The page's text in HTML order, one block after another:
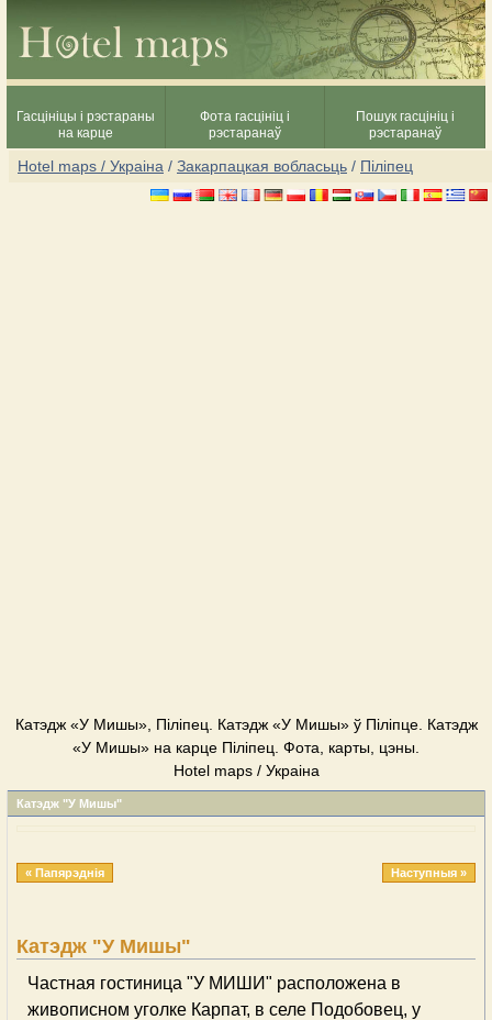
Гасцініцы і рэстараны
на карце
Фота гасцініц і
рэстаранаў
Пошук гасцініц і
рэстаранаў
Hotel maps / Украіна / Закарпацкая вобласьць / Піліпец
Катэдж «У Мишы», Піліпец. Катэдж «У Мишы» ў Піліпце. Катэдж
«У Мишы» на карце Піліпец. Фота, карты, цэны.
Hotel maps / Украіна
Катэдж "У Мишы"
« Папярэднія Наступныя »
Катэдж "У Мишы"
Частная гостиница "У МИШИ" расположена в
живописном уголке Карпат, в селе Подобовец, у